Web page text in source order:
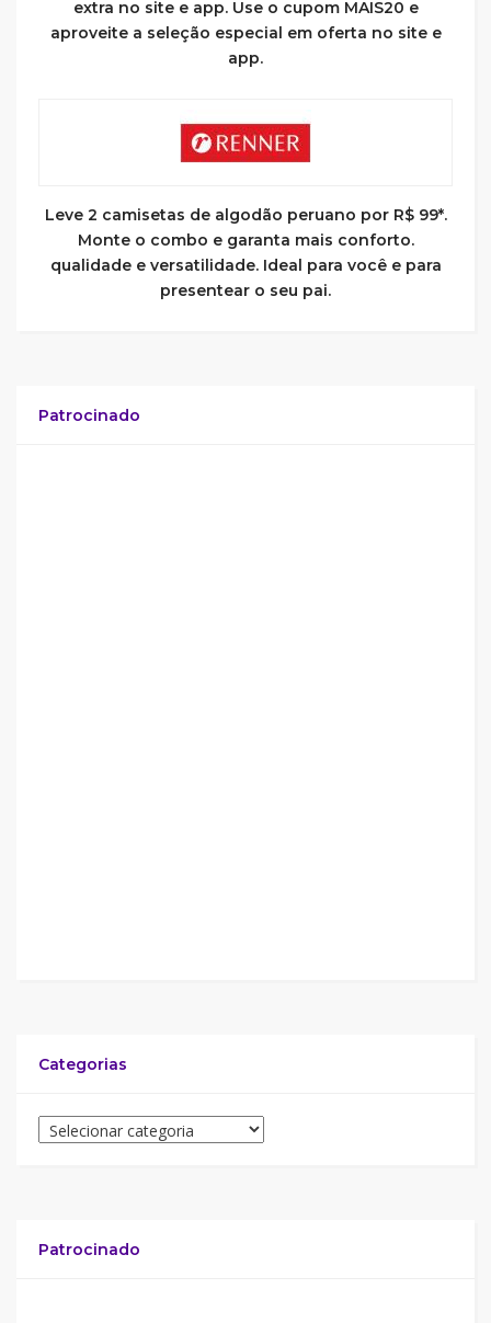
extra no site e app. Use o cupom MAIS20 e
aproveite a seleção especial em oferta no site e
app.
Leve 2 camisetas de algodão peruano por R$ 99*.
Monte o combo e garanta mais conforto.
qualidade e versatilidade. Ideal para você e para
presentear o seu pai.
Patrocinado
Categorias
Patrocinado